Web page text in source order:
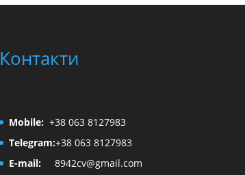
Контакти
Mobile:+38 063 8127983
Telegram:+38 063 8127983
E-mail:
8942cv@gmail.com